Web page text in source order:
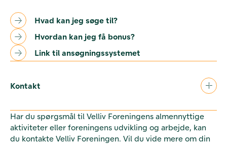
Hvad kan jeg søge til?
Hvordan kan jeg få bonus?
Link til ansøgningssystemet
Kontakt
Har du spørgsmål til Velliv Foreningens almennyttige
aktiviteter eller foreningens udvikling og arbejde, kan
du kontakte Velliv Foreningen. Vil du vide mere om din